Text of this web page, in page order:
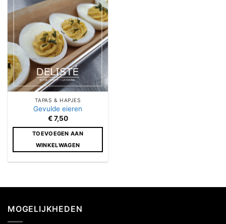
TAPAS & HAPJES
Gevulde eieren
€7,50
TOEVOEGEN AAN
WINKELWAGEN
MOGELIJKHEDEN